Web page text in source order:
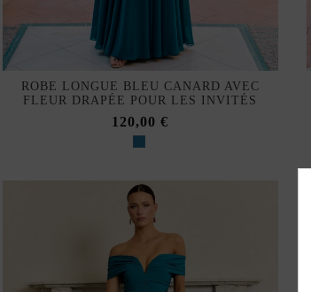
ROBE LONGUE BLEU CANARD AVEC
FLEUR DRAPÉE POUR LES INVITÉS
120,00 €